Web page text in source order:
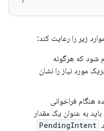
زیر را رعایت کند:
شود که هرگونه
مورد نیاز را نشان
هنگام فراخوانی
باید به عنوان یک مقدار
PendingIntent